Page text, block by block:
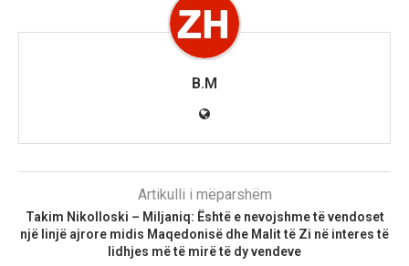
B.M
Artikulli i mëparshëm
Takim Nikolloski – Miljaniq: Është e nevojshme të vendoset
një linjë ajrore midis Maqedonisë dhe Malit të Zi në interes të
lidhjes më të mirë të dy vendeve